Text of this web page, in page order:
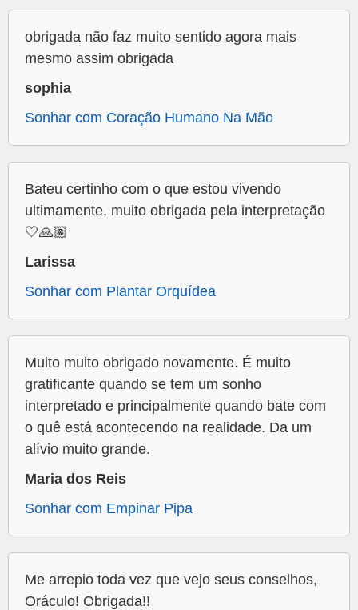
obrigada não faz muito sentido agora mais
mesmo assim obrigada
sophia
Sonhar com Coração Humano Na Mão
Bateu certinho com o que estou vivendo
ultimamente, muito obrigada pela interpretação
🤍🙏🏽
Larissa
Sonhar com Plantar Orquídea
Muito muito obrigado novamente. É muito
gratificante quando se tem um sonho
interpretado e principalmente quando bate com
o quê está acontecendo na realidade. Da um
alívio muito grande.
Maria dos Reis
Sonhar com Empinar Pipa
Me arrepio toda vez que vejo seus conselhos,
Oráculo! Obrigada!!